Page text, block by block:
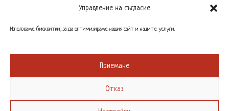
Управление на съгласие
Използваме бисквитки, за да оптимизираме нашия сайт и нашите услуги.
Приемане
Отказ
Начини на плащане
info@remcobg.com
Понеделник до Петък – 9 до 17 часа
Понеделник до Петък – 9 до 17 часа